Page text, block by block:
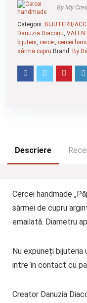
By My
Categorii: BIJUTERII/
Danuzia Diaconu,
bijuterii, cercei, cercei
sârma cupru Brand: By
Descriere
Cercei handmade
sârmei de cupru
emailată. Diametru
Nu expuneți bijuteria
intre în contact cu
Creator Danuzia